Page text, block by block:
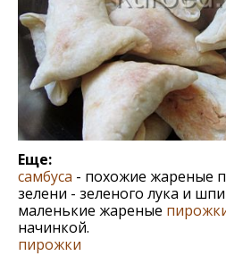
Еще:
самбуса - похожие жареные
зелени - зеленого лука и
маленькие жареные
начинкой.
пирожки